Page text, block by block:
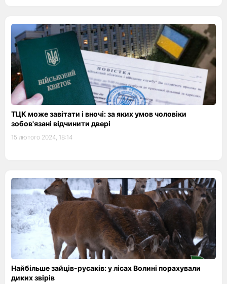
ТЦК може завітати і вночі: за яких умов чоловіки
зобов'язані відчинити двері
15 лютого 2024, 18:14
Найбільше зайців-русаків: у лісах Волині порахували
диких звірів